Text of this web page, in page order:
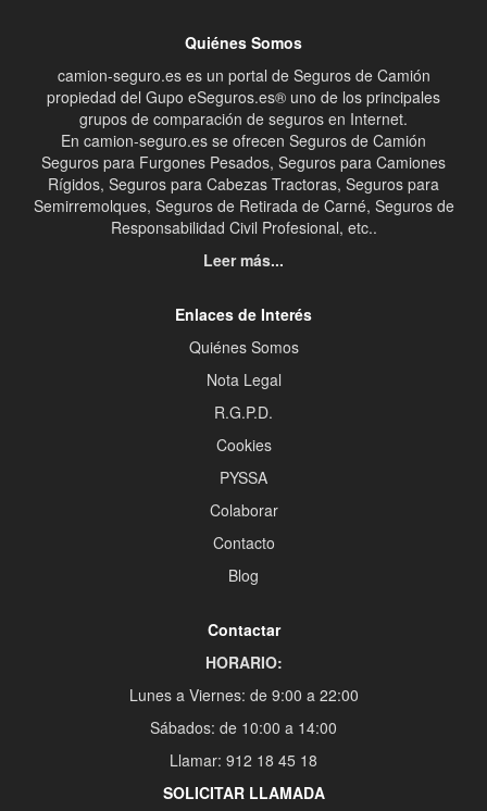
Quiénes Somos
camion-seguro.es es un portal de Seguros de Camión
propiedad del Gupo eSeguros.es® uno de los principales
grupos de comparación de seguros en Internet.
En camion-seguro.es se ofrecen Seguros de Camión
Seguros para Furgones Pesados, Seguros para Camiones
Rígidos, Seguros para Cabezas Tractoras, Seguros para
Semirremolques, Seguros de Retirada de Carné, Seguros de
Responsabilidad Civil Profesional, etc..
Leer más...
Enlaces de Interés
Quiénes Somos
Nota Legal
R.G.P.D.
Cookies
PYSSA
Colaborar
Contacto
Blog
Contactar
HORARIO:
Lunes a Viernes: de 9:00 a 22:00
Sábados: de 10:00 a 14:00
Llamar: 912 18 45 18
SOLICITAR LLAMADA